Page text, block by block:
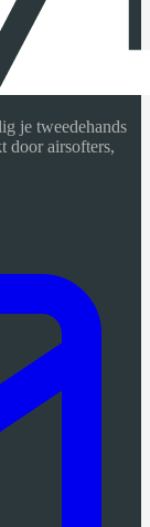
je tweedehands
door airsofters,